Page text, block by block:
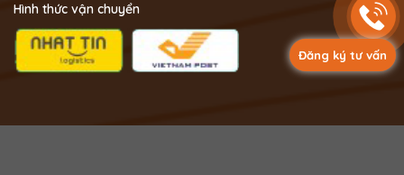
Đăng ký tư vấn
Hình thức vận chuyển